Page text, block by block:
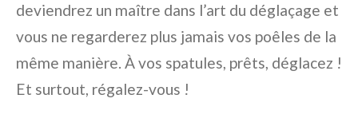
deviendrez un maître dans l’art du déglaçage et
vous ne regarderez plus jamais vos poêles de la
même manière. À vos spatules, prêts, déglacez !
Et surtout, régalez-vous !